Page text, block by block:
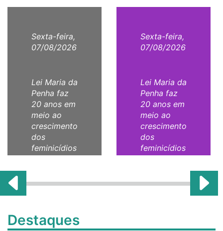
Sexta-feira,
07/08/2026
Lei Maria da
Penha faz
20 anos em
meio ao
crescimento
dos
feminicídios
Sexta-feira,
07/08/2026
Lei Maria da
Penha faz
20 anos em
meio ao
crescimento
dos
feminicídios
Destaques